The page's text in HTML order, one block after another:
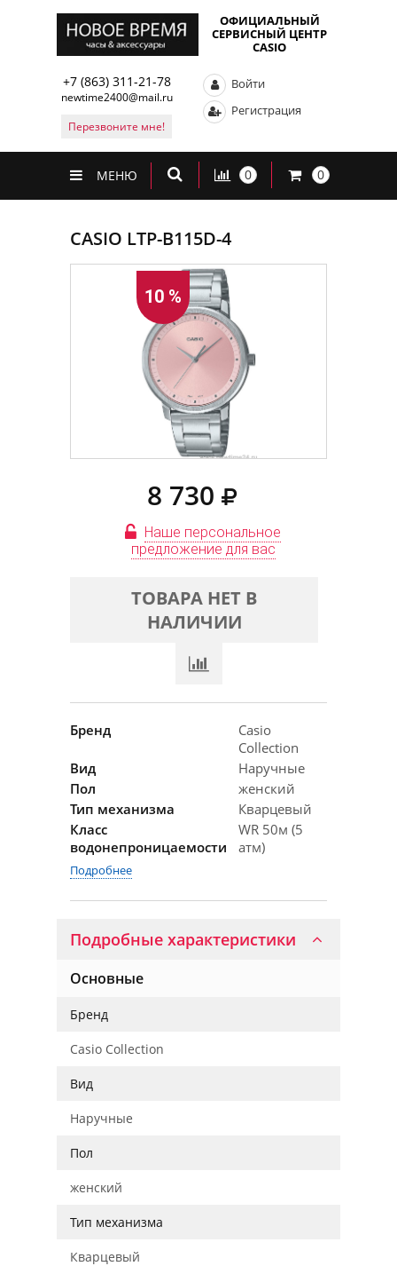
ОФИЦИАЛЬНЫЙ
СЕРВИСНЫЙ ЦЕНТР
CASIO
+7 (863) 311-21-78
newtime2400@mail.ru
Перезвоните мне!
Войти
Регистрация
МЕНЮ 0 0
CASIO LTP-B115D-4
10 %
8 730
Наше персональное
предложение для вас
ТОВАРА НЕТ В
НАЛИЧИИ
Бренд
Casio
Collection
Вид
Наручные
Пол
женский
Тип механизма
Кварцевый
Класс
водонепроницаемости
WR 50м (5
атм)
Подробнее
Подробные характеристики
Основные
Бренд
Casio Collection
Вид
Наручные
Пол
женский
Тип механизма
Кварцевый